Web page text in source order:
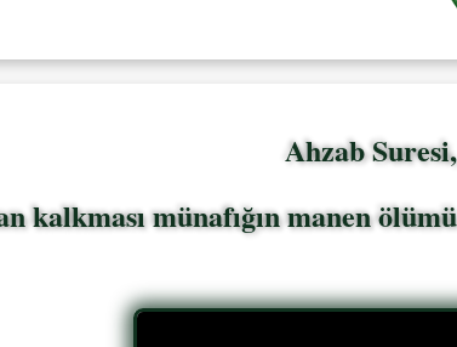
Ahzab
kalkması münafığın manen